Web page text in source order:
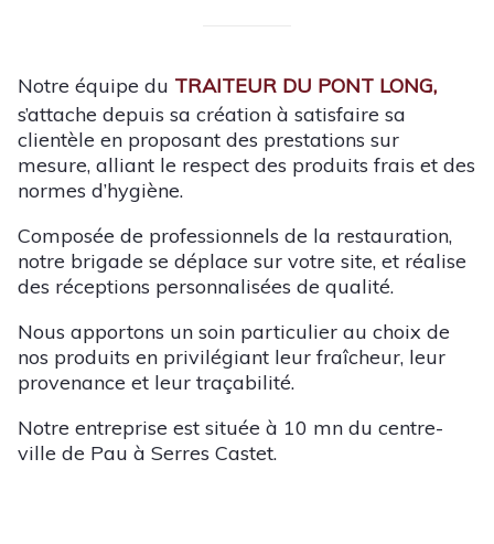
Notre équipe du TRAITEUR DU PONT LONG,
s’attache depuis sa création à satisfaire sa
clientèle en proposant des prestations sur
mesure, alliant le respect des produits frais et des
normes d’hygiène.
Composée de professionnels de la restauration,
notre brigade se déplace sur votre site, et réalise
des réceptions personnalisées de qualité.
Nous apportons un soin particulier au choix de
nos produits en privilégiant leur fraîcheur, leur
provenance et leur traçabilité.
Notre entreprise est située à 10 mn du centre-
ville de Pau à Serres Castet.